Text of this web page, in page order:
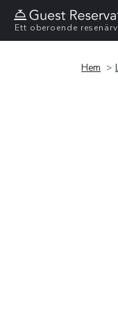
Ett oberoende
Hem